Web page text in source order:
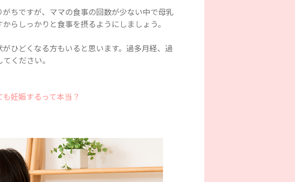
ちですが、ママの食事の回数が少ない中で母乳
らしっかりと食事を摂るようにしましょう。
ひどくなる方もいると思います。過多月経、過
ください。
妊娠するって本当？